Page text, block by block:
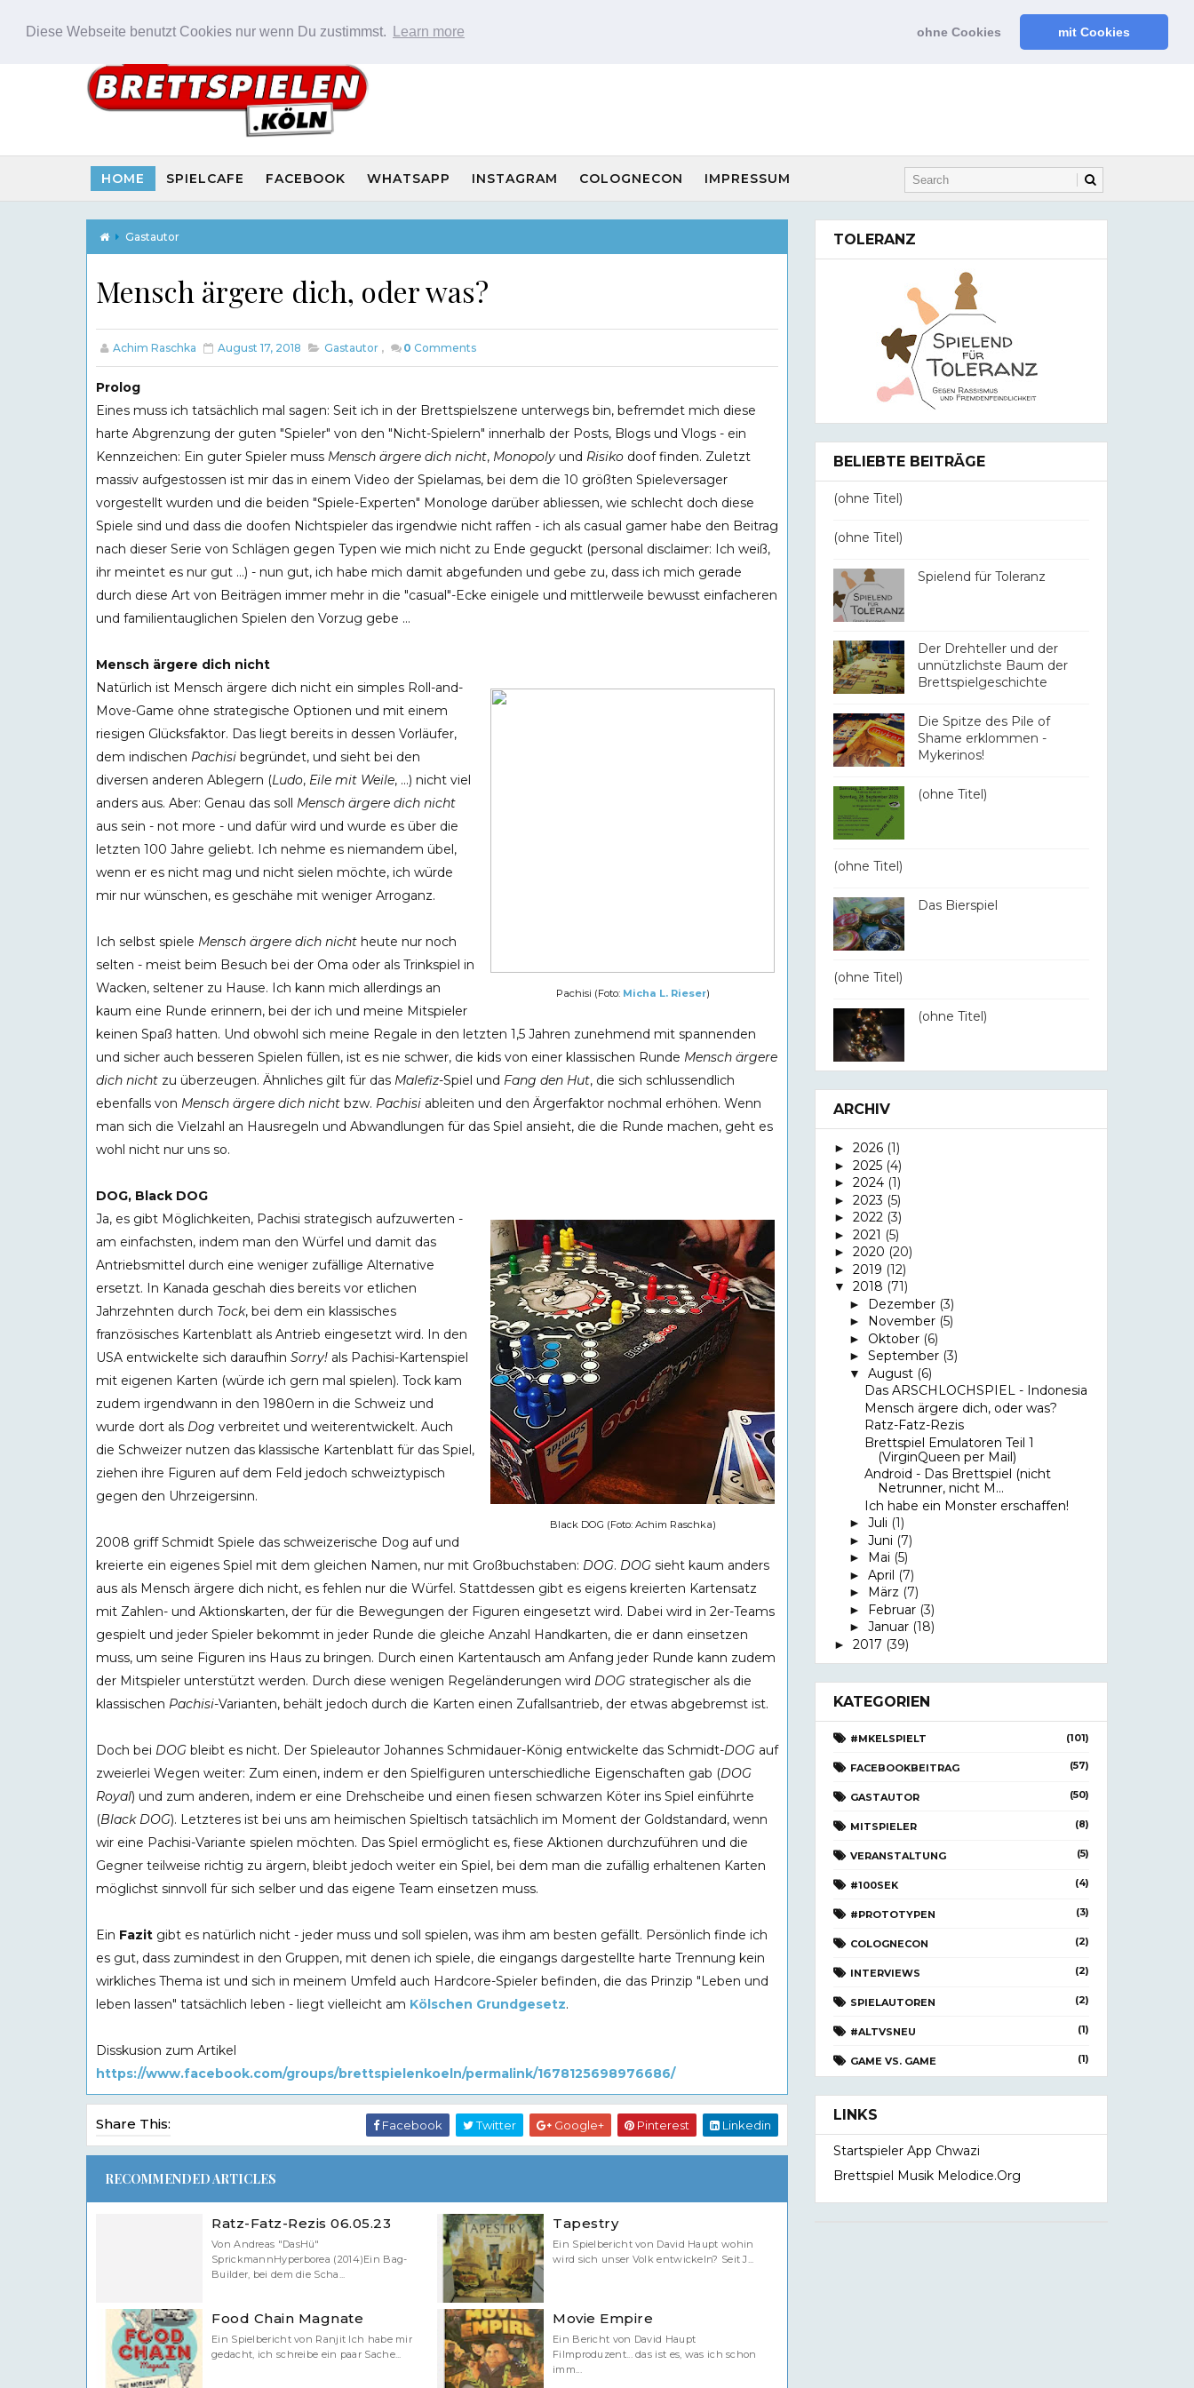
Diese Webseite benutzt Cookies nur wenn Du zustimmst. Learn more ohne Cookies mit Cookies
HOME SPIELCAFE FACEBOOK WHATSAPP INSTAGRAM COLOGNECON IMPRESSUM
Gastautor
Mensch ärgere dich, oder was?
Achim Raschka August 17, 2018 Gastautor , 0 Comments
Prolog
Eines muss ich tatsächlich mal sagen: Seit ich in der Brettspielszene unterwegs bin, befremdet mich diese
harte Abgrenzung der guten "Spieler" von den "Nicht-Spielern" innerhalb der Posts, Blogs und Vlogs - ein
Kennzeichen: Ein guter Spieler muss Mensch ärgere dich nicht, Monopoly und Risiko doof finden. Zuletzt
massiv aufgestossen ist mir das in einem Video der Spielamas, bei dem die 10 größten Spieleversager
vorgestellt wurden und die beiden "Spiele-Experten" Monologe darüber abliessen, wie schlecht doch diese
Spiele sind und dass die doofen Nichtspieler das irgendwie nicht raffen - ich als casual gamer habe den Beitrag
nach dieser Serie von Schlägen gegen Typen wie mich nicht zu Ende geguckt (personal disclaimer: Ich weiß,
ihr meintet es nur gut ...) - nun gut, ich habe mich damit abgefunden und gebe zu, dass ich mich gerade
durch diese Art von Beiträgen immer mehr in die "casual"-Ecke einigele und mittlerweile bewusst einfacheren
und familientauglichen Spielen den Vorzug gebe ...
Mensch ärgere dich nicht
Pachisi (Foto: Micha L. Rieser)
Natürlich ist Mensch ärgere dich nicht ein simples Roll-and-
Move-Game ohne strategische Optionen und mit einem
riesigen Glücksfaktor. Das liegt bereits in dessen Vorläufer,
dem indischen Pachisi begründet, und sieht bei den
diversen anderen Ablegern (Ludo, Eile mit Weile, ...) nicht viel
anders aus. Aber: Genau das soll Mensch ärgere dich nicht
aus sein - not more - und dafür wird und wurde es über die
letzten 100 Jahre geliebt. Ich nehme es niemandem übel,
wenn er es nicht mag und nicht sielen möchte, ich würde
mir nur wünschen, es geschähe mit weniger Arroganz.
Ich selbst spiele Mensch ärgere dich nicht heute nur noch
selten - meist beim Besuch bei der Oma oder als Trinkspiel in
Wacken, seltener zu Hause. Ich kann mich allerdings an
kaum eine Runde erinnern, bei der ich und meine Mitspieler
keinen Spaß hatten. Und obwohl sich meine Regale in den letzten 1,5 Jahren zunehmend mit spannenden
und sicher auch besseren Spielen füllen, ist es nie schwer, die kids von einer klassischen Runde Mensch ärgere
dich nicht zu überzeugen. Ähnliches gilt für das Malefiz-Spiel und Fang den Hut, die sich schlussendlich
ebenfalls von Mensch ärgere dich nicht bzw. Pachisi ableiten und den Ärgerfaktor nochmal erhöhen. Wenn
man sich die Vielzahl an Hausregeln und Abwandlungen für das Spiel ansieht, die die Runde machen, geht es
wohl nicht nur uns so.
DOG, Black DOG
Black DOG (Foto: Achim Raschka)
Ja, es gibt Möglichkeiten, Pachisi strategisch aufzuwerten -
am einfachsten, indem man den Würfel und damit das
Antriebsmittel durch eine weniger zufällige Alternative
ersetzt. In Kanada geschah dies bereits vor etlichen
Jahrzehnten durch Tock, bei dem ein klassisches
französisches Kartenblatt als Antrieb eingesetzt wird. In den
USA entwickelte sich daraufhin Sorry! als Pachisi-Kartenspiel
mit eigenen Karten (würde ich gern mal spielen). Tock kam
zudem irgendwann in den 1980ern in die Schweiz und
wurde dort als Dog verbreitet und weiterentwickelt. Auch
die Schweizer nutzen das klassische Kartenblatt für das Spiel,
ziehen ihre Figuren auf dem Feld jedoch schweiztypisch
gegen den Uhrzeigersinn.
2008 griff Schmidt Spiele das schweizerische Dog auf und
kreierte ein eigenes Spiel mit dem gleichen Namen, nur mit Großbuchstaben: DOG. DOG sieht kaum anders
aus als Mensch ärgere dich nicht, es fehlen nur die Würfel. Stattdessen gibt es eigens kreierten Kartensatz
mit Zahlen- und Aktionskarten, der für die Bewegungen der Figuren eingesetzt wird. Dabei wird in 2er-Teams
gespielt und jeder Spieler bekommt in jeder Runde die gleiche Anzahl Handkarten, die er dann einsetzen
muss, um seine Figuren ins Haus zu bringen. Durch einen Kartentausch am Anfang jeder Runde kann zudem
der Mitspieler unterstützt werden. Durch diese wenigen Regeländerungen wird DOG strategischer als die
klassischen Pachisi-Varianten, behält jedoch durch die Karten einen Zufallsantrieb, der etwas abgebremst ist.
Doch bei DOG bleibt es nicht. Der Spieleautor Johannes Schmidauer-König entwickelte das Schmidt-DOG auf
zweierlei Wegen weiter: Zum einen, indem er den Spielfiguren unterschiedliche Eigenschaften gab (DOG
Royal) und zum anderen, indem er eine Drehscheibe und einen fiesen schwarzen Köter ins Spiel einführte
(Black DOG). Letzteres ist bei uns am heimischen Spieltisch tatsächlich im Moment der Goldstandard, wenn
wir eine Pachisi-Variante spielen möchten. Das Spiel ermöglicht es, fiese Aktionen durchzuführen und die
Gegner teilweise richtig zu ärgern, bleibt jedoch weiter ein Spiel, bei dem man die zufällig erhaltenen Karten
möglichst sinnvoll für sich selber und das eigene Team einsetzen muss.
Ein Fazit gibt es natürlich nicht - jeder muss und soll spielen, was ihm am besten gefällt. Persönlich finde ich
es gut, dass zumindest in den Gruppen, mit denen ich spiele, die eingangs dargestellte harte Trennung kein
wirkliches Thema ist und sich in meinem Umfeld auch Hardcore-Spieler befinden, die das Prinzip "Leben und
leben lassen" tatsächlich leben - liegt vielleicht am Kölschen Grundgesetz.
Disskusion zum Artikel
https://www.facebook.com/groups/brettspielenkoeln/permalink/1678125698976686/
Share This: Facebook Twitter Google+ Pinterest Linkedin
RECOMMENDED ARTICLES
Ratz-Fatz-Rezis 06.05.23
Von Andreas "DasHü"
SprickmannHyperborea (2014)Ein Bag-
Builder, bei dem die Scha...
Tapestry
Ein Spielbericht von David Haupt wohin
wird sich unser Volk entwickeln? Seit J...
Food Chain Magnate
Ein Spielbericht von Ranjit Ich habe mir
gedacht, ich schreibe ein paar Sache...
Movie Empire
Ein Bericht von David Haupt
Filmproduzent... das ist es, was ich schon
imm...
TOLERANZ
BELIEBTE BEITRÄGE
(ohne Titel)
(ohne Titel)
Spielend für Toleranz
Der Drehteller und der
unnützlichste Baum der
Brettspielgeschichte
Die Spitze des Pile of
Shame erklommen -
Mykerinos!
(ohne Titel)
(ohne Titel)
Das Bierspiel
(ohne Titel)
(ohne Titel)
ARCHIV
► 2026 (1)
► 2025 (4)
► 2024 (1)
► 2023 (5)
► 2022 (3)
► 2021 (5)
► 2020 (20)
► 2019 (12)
▼ 2018 (71)
► Dezember (3)
► November (5)
► Oktober (6)
► September (3)
▼ August (6)
Das ARSCHLOCHSPIEL - Indonesia
Mensch ärgere dich, oder was?
Ratz-Fatz-Rezis
Brettspiel Emulatoren Teil 1
(VirginQueen per Mail)
Android - Das Brettspiel (nicht
Netrunner, nicht M...
Ich habe ein Monster erschaffen!
► Juli (1)
► Juni (7)
► Mai (5)
► April (7)
► März (7)
► Februar (3)
► Januar (18)
► 2017 (39)
KATEGORIEN
#MKELSPIELT (101)
FACEBOOKBEITRAG (57)
GASTAUTOR (50)
MITSPIELER (8)
VERANSTALTUNG (5)
#100SEK (4)
#PROTOTYPEN (3)
COLOGNECON (2)
INTERVIEWS (2)
SPIELAUTOREN (2)
#ALTVSNEU (1)
GAME VS. GAME (1)
LINKS
Startspieler App Chwazi
Brettspiel Musik Melodice.org